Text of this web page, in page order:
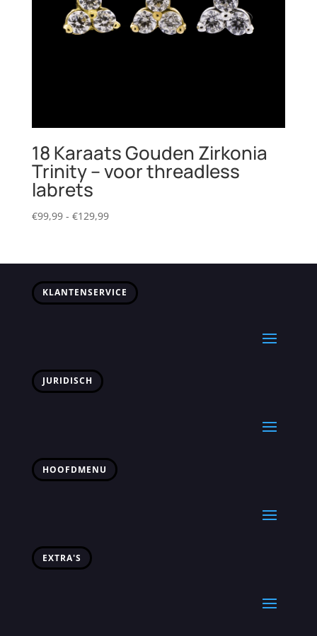
18 Karaats Gouden Zirkonia
Trinity – voor threadless
labrets
€99,99 - €129,99Prijsklasse:
€129,99
KLANTENSERVICE
JURIDISCH
HOOFDMENU
EXTRA'S